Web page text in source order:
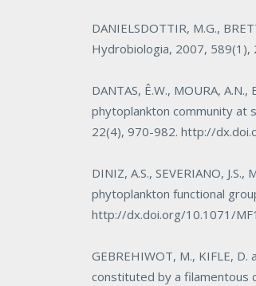
DANIELSDOTTIR, M.G.,
Hydrobiologia, 2007,
DANTAS, Ê.W., MOURA,
phytoplankton community at
22(4), 970-982.http://
DINIZ, A.S., SEVERIANO,
phytoplankton functional
http://dx.doi.org/10.1071/
GEBREHIWOT, M., KIFLE,
constituted by a filamentous